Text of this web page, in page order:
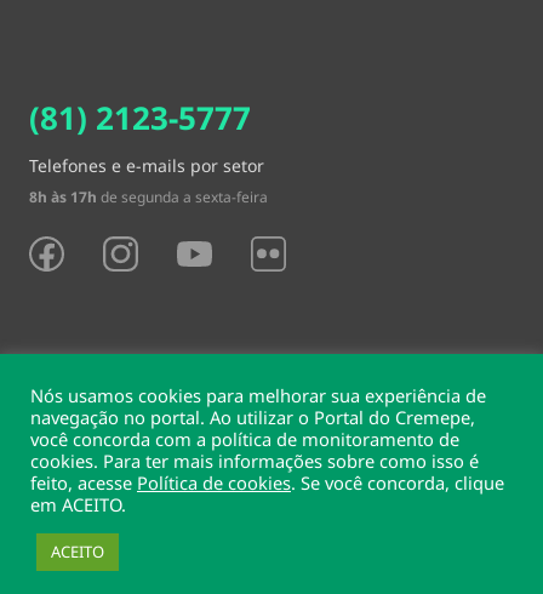
(81) 2123-5777
Telefones e e-mails por setor
8h às 17h de segunda a sexta-feira
Sede e delegacias
Conselho Regional de Medicina do Estado de Pernambuco
Rua Conselheiro Portela, 203 - Espinheiro, Recife, PE, 52020-185
CNPJ 09.790.999/0001-94
Nós usamos cookies para melhorar sua experiência de
navegação no portal. Ao utilizar o Portal do Cremepe,
você concorda com a política de monitoramento de
cookies. Para ter mais informações sobre como isso é
feito, acesse Política de cookies. Se você concorda, clique
em ACEITO.
ACEITO